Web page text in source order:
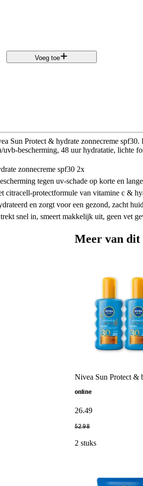
Voeg toe
Sun Protect & hydrate zonnecreme
uvb-bescherming, 48 uur hydratatie, lichte
zonnecreme spf30 2x
tegen uv-schade op korte en
citracell-protectformule van vitamine c &
en zorgt voor een gezond, zacht
snel in, smeert makkelijk uit, geen vet
Meer van dit
Nivea Sun Protect &
online
26.49
52.98
2 stuks